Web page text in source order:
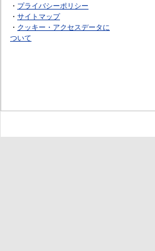
・ プライバシーポリシー
・ サイトマップ
・ クッキー・アクセスデータに
ついて